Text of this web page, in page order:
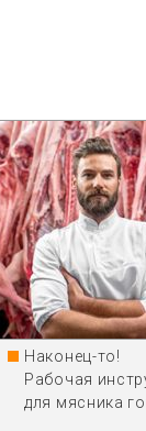
Наконец-то!
Рабочая
для мясника